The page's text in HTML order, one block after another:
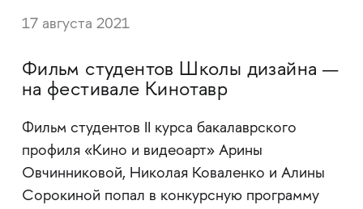
17 августа 2021
Фильм студентов Школы дизайна —
на фестивале Кинотавр
Фильм студентов II курса бакалаврского
профиля «Кино и видеоарт» Арины
Овчинниковой, Николая Коваленко и Алины
Сорокиной попал в конкурсную программу